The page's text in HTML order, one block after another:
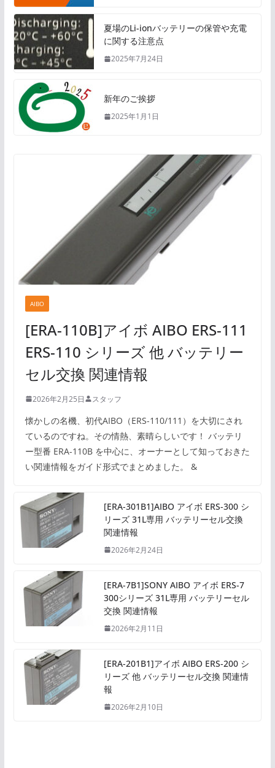
夏場のLi-ionバッテリーの保管や充電
に関する注意点
2025年7月24日
新年のご挨拶
2025年1月1日
AIBO
[ERA-110B]アイボ AIBO ERS-111
ERS-110 シリーズ 他 バッテリー
セル交換 関連情報
2026年2月25日 スタッフ
懐かしの名機、初代AIBO（ERS-110/111）を大切にされ
ているのですね。その情熱、素晴らしいです！ バッテリ
ー型番 ERA-110B を中心に、オーナーとして知っておきた
い関連情報をガイド形式でまとめました。 &
[ERA-301B1]AIBO アイボ ERS-300 シ
リーズ 31L専用 バッテリーセル交換
関連情報
2026年2月24日
[ERA-7B1]SONY AIBO アイボ ERS-7
300シリーズ 31L専用 バッテリーセル
交換 関連情報
2026年2月11日
[ERA-201B1]アイボ AIBO ERS-200 シ
リーズ 他 バッテリーセル交換 関連情
報
2026年2月10日